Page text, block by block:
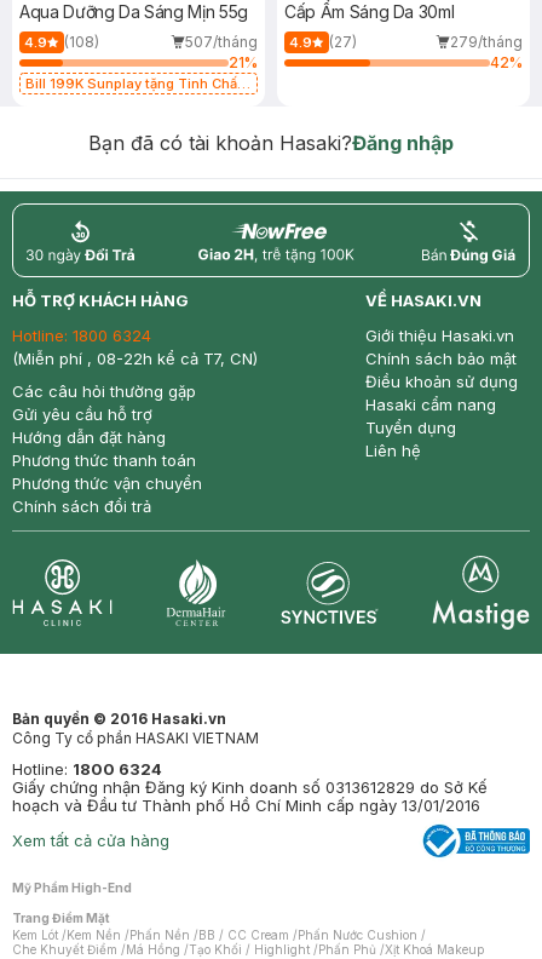
Aqua Dưỡng Da Sáng Mịn 55g
4.9 (108)
507/tháng
21%
Bill 199K Sunplay tặng Tinh Chất
Cấp Ẩm Sáng Da 30ml
4.9 (27)
279/tháng
42%
Bạn đã có tài khoản Hasaki?Đăng nhập
return nowfree price
HỖ TRỢ KHÁCH HÀNG
Hotline: 1800 6324
(Miễn phí , 08-22h kể cả T7, CN)
Các câu hỏi thường gặp
Gửi yêu cầu hỗ trợ
Hướng dẫn đặt hàng
Phương thức thanh toán
Phương thức vận chuyển
Chính sách đổi trả
VỀ HASAKI.VN
Giới thiệu Hasaki.vn
Chính sách bảo mật
Điều khoản sử dụng
Hasaki cẩm nang
Tuyển dụng
Liên hệ
Bản quyền © 2016 Hasaki.vn
Công Ty cổ phần HASAKI VIETNAM
Hotline: 1800 6324
Giấy chứng nhận Đăng ký Kinh doanh số 0313612829 do Sở Kế
hoạch và Đầu tư Thành phố Hồ Chí Minh cấp ngày 13/01/2016
Xem tất cả cửa hàng
Mỹ Phẩm High-End
Trang Điểm Mặt
Kem Lót /Kem Nền /Phấn Nền /BB / CC Cream /Phấn Nước Cushion /
Che Khuyết Điểm /Má Hồng /Tạo Khối / Highlight /Phấn Phủ /Xịt Khoá Makeup